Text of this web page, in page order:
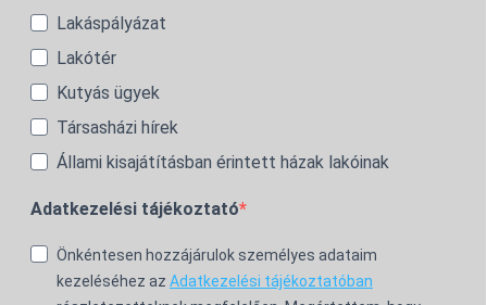
Lakáspályázat
Lakótér
Kutyás ügyek
Társasházi hírek
Állami kisajátításban érintett házak lakóinak
Adatkezelési tájékoztató
Önkéntesen hozzájárulok személyes adataim
kezeléséhez az Adatkezelési tájékoztatóban